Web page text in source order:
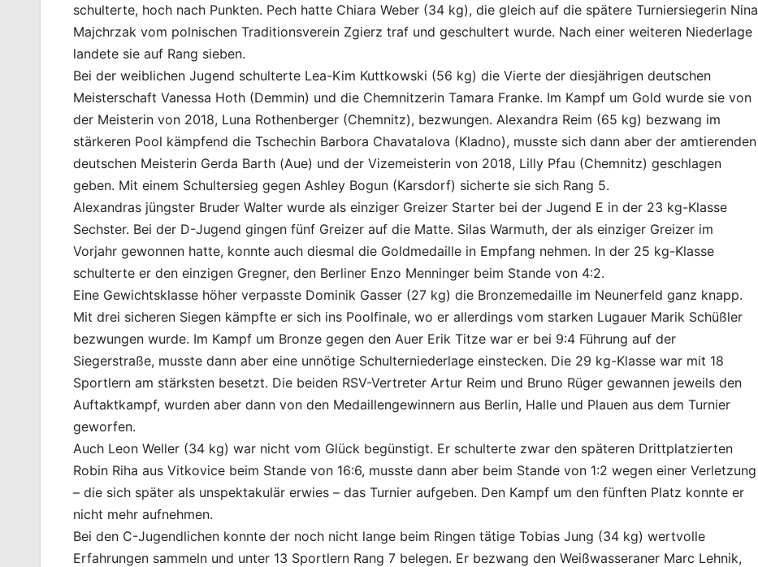
schulterte, hoch nach Punkten. Pech hatte Chiara Weber (34 kg), die gleich auf die spätere Turniersiegerin Nina
Majchrzak vom polnischen Traditionsverein Zgierz traf und geschultert wurde. Nach einer weiteren Niederlage
landete sie auf Rang sieben.
Bei der weiblichen Jugend schulterte Lea-Kim Kuttkowski (56 kg) die Vierte der diesjährigen deutschen
Meisterschaft Vanessa Hoth (Demmin) und die Chemnitzerin Tamara Franke. Im Kampf um Gold wurde sie von
der Meisterin von 2018, Luna Rothenberger (Chemnitz), bezwungen. Alexandra Reim (65 kg) bezwang im
stärkeren Pool kämpfend die Tschechin Barbora Chavatalova (Kladno), musste sich dann aber der amtierenden
deutschen Meisterin Gerda Barth (Aue) und der Vizemeisterin von 2018, Lilly Pfau (Chemnitz) geschlagen
geben. Mit einem Schultersieg gegen Ashley Bogun (Karsdorf) sicherte sie sich Rang 5.
Alexandras jüngster Bruder Walter wurde als einziger Greizer Starter bei der Jugend E in der 23 kg-Klasse
Sechster. Bei der D-Jugend gingen fünf Greizer auf die Matte. Silas Warmuth, der als einziger Greizer im
Vorjahr gewonnen hatte, konnte auch diesmal die Goldmedaille in Empfang nehmen. In der 25 kg-Klasse
schulterte er den einzigen Gregner, den Berliner Enzo Menninger beim Stande von 4:2.
Eine Gewichtsklasse höher verpasste Dominik Gasser (27 kg) die Bronzemedaille im Neunerfeld ganz knapp.
Mit drei sicheren Siegen kämpfte er sich ins Poolfinale, wo er allerdings vom starken Lugauer Marik Schüßler
bezwungen wurde. Im Kampf um Bronze gegen den Auer Erik Titze war er bei 9:4 Führung auf der
Siegerstraße, musste dann aber eine unnötige Schulterniederlage einstecken. Die 29 kg-Klasse war mit 18
Sportlern am stärksten besetzt. Die beiden RSV-Vertreter Artur Reim und Bruno Rüger gewannen jeweils den
Auftaktkampf, wurden aber dann von den Medaillengewinnern aus Berlin, Halle und Plauen aus dem Turnier
geworfen.
Auch Leon Weller (34 kg) war nicht vom Glück begünstigt. Er schulterte zwar den späteren Drittplatzierten
Robin Riha aus Vitkovice beim Stande von 16:6, musste dann aber beim Stande von 1:2 wegen einer Verletzung
– die sich später als unspektakulär erwies – das Turnier aufgeben. Den Kampf um den fünften Platz konnte er
nicht mehr aufnehmen.
Bei den C-Jugendlichen konnte der noch nicht lange beim Ringen tätige Tobias Jung (34 kg) wertvolle
Erfahrungen sammeln und unter 13 Sportlern Rang 7 belegen. Er bezwang den Weißwasseraner Marc Lehnik,